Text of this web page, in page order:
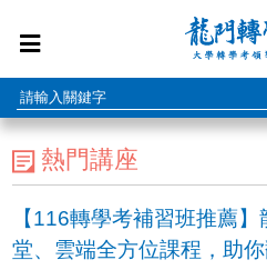
熱門講座
【116轉學考補習班推薦
堂、雲端全方位課程，助你